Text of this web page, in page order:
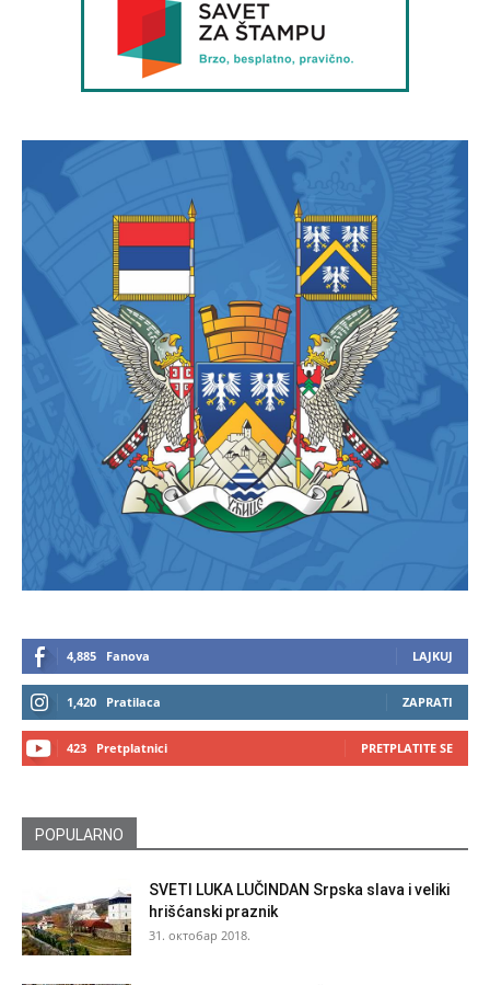
4,885 Fanova LAJKUJ
1,420 Pratilaca ZAPRATI
423 Pretplatnici PRETPLATITE SE
POPULARNO
SVETI LUKA LUČINDAN Srpska slava i veliki
hrišćanski praznik
31. октобар 2018.